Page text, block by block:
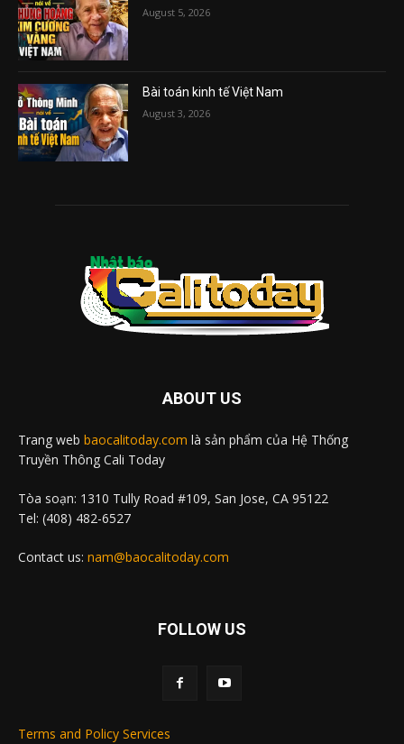
August 5, 2026
Bài toán kinh tế Việt Nam
August 3, 2026
ABOUT US
Trang web baocalitoday.com là sản phẩm của Hệ Thống
Truyền Thông Cali Today
Tòa soạn: 1310 Tully Road #109, San Jose, CA 95122
Tel: (408) 482-6527
Contact us: nam@baocalitoday.com
FOLLOW US
Terms and Policy Services